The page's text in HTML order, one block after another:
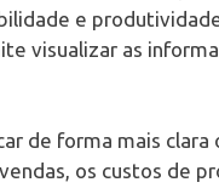
e
visualizar as
de forma mais
os custos de